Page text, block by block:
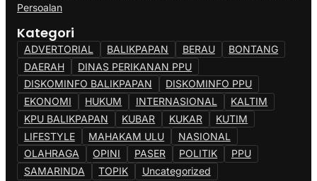
Persoalan
Kategori
ADVERTORIAL BALIKPAPAN BERAU
BONTANG
DAERAH
DINAS PERIKANAN PPU
DISKOMINFO BALIKPAPAN
DISKOMINFO PPU
EKONOMI
HUKUM INTERNASIONAL
KALTIM
KPU BALIKPAPAN
KUBAR KUKAR
KUTIM
LIFESTYLE
MAHAKAM ULU
NASIONAL
OLAHRAGA
OPINI PASER POLITIK
PPU
SAMARINDA
TOPIK Uncategorized